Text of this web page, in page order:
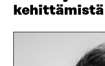
kehittämistä